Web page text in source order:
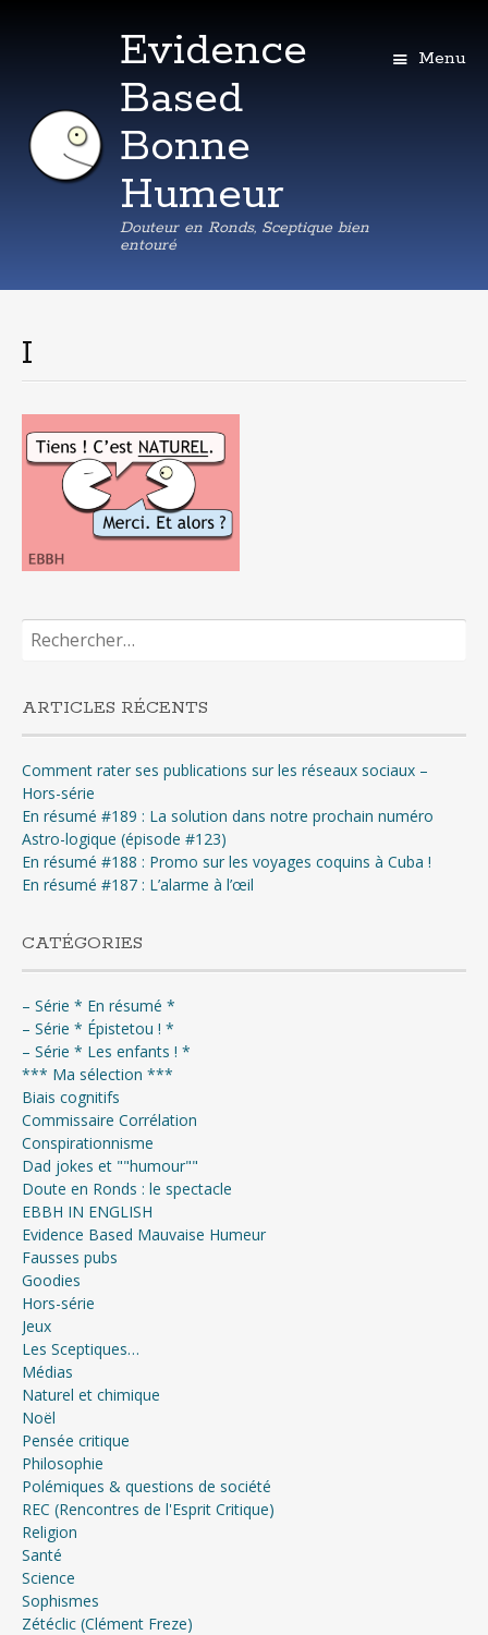
Evidence
Based
Bonne
Humeur
Douteur en Ronds, Sceptique bien
entouré
Menu
I
Rechercher :
ARTICLES RÉCENTS
Comment rater ses publications sur les réseaux sociaux –
Hors-série
En résumé #189 : La solution dans notre prochain numéro
Astro-logique (épisode #123)
En résumé #188 : Promo sur les voyages coquins à Cuba !
En résumé #187 : L’alarme à l’œil
CATÉGORIES
– Série * En résumé *
– Série * Épistetou ! *
– Série * Les enfants ! *
*** Ma sélection ***
Biais cognitifs
Commissaire Corrélation
Conspirationnisme
Dad jokes et ""humour""
Doute en Ronds : le spectacle
EBBH IN ENGLISH
Evidence Based Mauvaise Humeur
Fausses pubs
Goodies
Hors-série
Jeux
Les Sceptiques…
Médias
Naturel et chimique
Noël
Pensée critique
Philosophie
Polémiques & questions de société
REC (Rencontres de l'Esprit Critique)
Religion
Santé
Science
Sophismes
Zétéclic (Clément Freze)